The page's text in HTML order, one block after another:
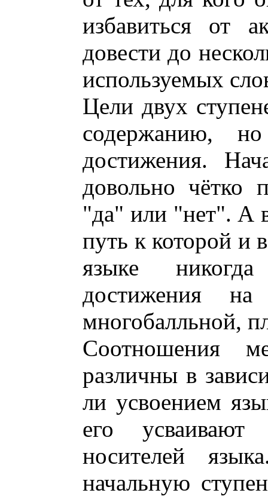
избавиться от
довести до
используемых
Цели двух
содержанию,
достижения.
довольно чётко
"да" или "нет". А
путь к которой и
языке
достижения
многобалльной,
Соотношения
различны в
ли усвоением
его усваивают
носителей
начальную